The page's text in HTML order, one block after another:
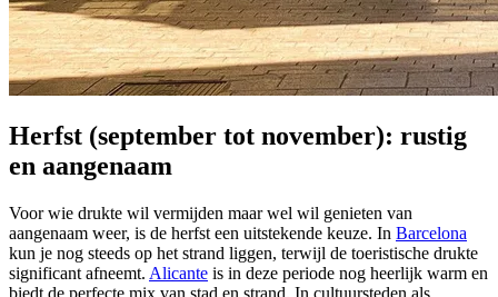
Herfst (september tot november): rustig
en aangenaam
Voor wie drukte wil vermijden maar wel wil genieten van
aangenaam weer, is de herfst een uitstekende keuze. In Barcelona
kun je nog steeds op het strand liggen, terwijl de toeristische drukte
significant afneemt. Alicante is in deze periode nog heerlijk warm en